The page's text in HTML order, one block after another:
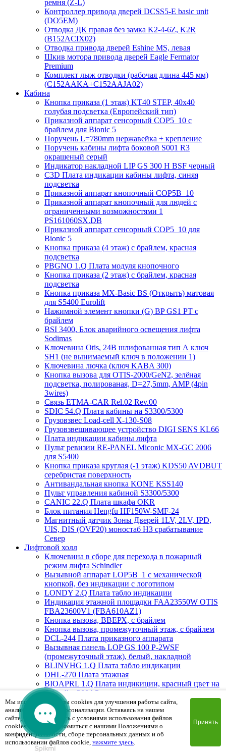
ремня (Z-L)
Контроллер привода дверей DCSS5-E basic unit
(DO5EM)
Отводка ДК правая без замка K2-4-6Z, K2R
(B152ACIX02)
Отводка привода дверей Eshine MS, левая
Шкив мотора привода дверей Eagle Fermator
Premium
Комплект лыж отводки (рабочая длина 445 мм)
(C152AAKA+C152AAJA02)
Кабина
Кнопка приказа (1 этаж) KT40 STEP, 40х40
голубая подсветка (Европейский тип)
Приказной аппарат сенсорный COP5_10 с
брайлем для Bionic 5
Поручень L=780mm нержавейка + крепление
Поручень кабины лифта боковой S001 R3
окрашеный серый
Индикатор накладной LIP GS 300 H BSF черный
C3D Плата индикации кабины лифта, синяя
подсветка
Приказной аппарат кнопочный COP5B_10
Приказной аппарат кнопочный для людей с
ограниченными возможностями 1
PS161060SX.DB
Приказной аппарат сенсорный COP5_10 для
Bionic 5
Кнопка приказа (4 этаж) с брайлем, красная
подсветка
PBGNO 1.Q Плата модуля кнопочного
Кнопка приказа (2 этаж) с брайлем, красная
подсветка
Кнопка приказа MX-Basic BS (Открыть) матовая
для S5400 Eurolift
Нажимной элемент кнопки (G) BP GS1 PT с
брайлем
BSI 3400, Блок аварийного освещения лифта
Sodimas
Ключевина Otis, 24В шлифованная тип А ключ
SH1 (не вынимаемый ключ в положении 1)
Ключевина лючка (ключ KABA 300)
Кнопка вызова для OTIS-2000/GeN2, зелёная
подсветка, полированая, D=27,5mm, AMP (4pin
3wires)
Связь ETMA-CAR Rel.02 Rev.00
SDIC 54.Q Плата кабины на S3300/5300
Грузовзвес Load-cell X-130-S08
Грузовзвешивающее устройство DIGI SENS KL66
Плата индикации кабины лифта
Пульт ревизии RE-PANEL Miconic MX-GC 2006
для S5400
Кнопка приказа круглая (-1 этаж) KDS50 AVDBUT
серебристая поверхность
Антивандальная кнопка KONE KSS140
Пульт управления кабиной S3300/5300
CANIC 22.Q Плата шкафа OKR
Блок питания Hengfu HF150W-SMF-24
Магнитный датчик Зоны Дверей 1LV, 2LV, IPD,
UIS, DIS (OVF20) моностаб НЗ срабатывание
Cевер
Лифтовой холл
Ключевина в сборе для перехода в пожарный
режим лифта Schindler
Вызывной аппарат LOP5B_1 с механической
кнопкой, без индикации с логотипом
LONDY 2.Q Плата табло индикации
Индикация этажной площадки FAA23550W OTIS
FBA23600V1 (FBA610AZ1)
Кнопка вызова, ВВЕРХ, с брайлем
Кнопка вызова, промежуточный этаж, с брайлем
DCL-244 Плата приказного аппарата
Вызывная панель LOP GS 100 P-2WSF
(промежуточный этаж), белый, накладной
BLINVHG 1.Q Плата табло индикации
DHL-270 Плата этажная
BIOAPRL 1.Q Плата индикиции, красный цвет на
Schindler 300AP
Вызывная панель LOP GS 300 PG-2BSF (Вверх/
Вниз), белый, врезной
MAD1.Q Плата индикации
Вызывная панель PSF8524CLOP.2 (пожарная
мет.кнопки) 85х240х2mm
FHS0DWF Плата вызывной панели сегментная
Мы используем файлы cookies для улучшения работы сайта,
анализа трафика и персонализации. Оставаясь на нашем
сайте, вы соглашаетесь с условиями использования файлов
cookies. Чтобы ознакомиться с нашими Положениями о
конфиденциальности, сборе персональных данных и об
использовании файлов cookie, нажмите здесь.
Принять